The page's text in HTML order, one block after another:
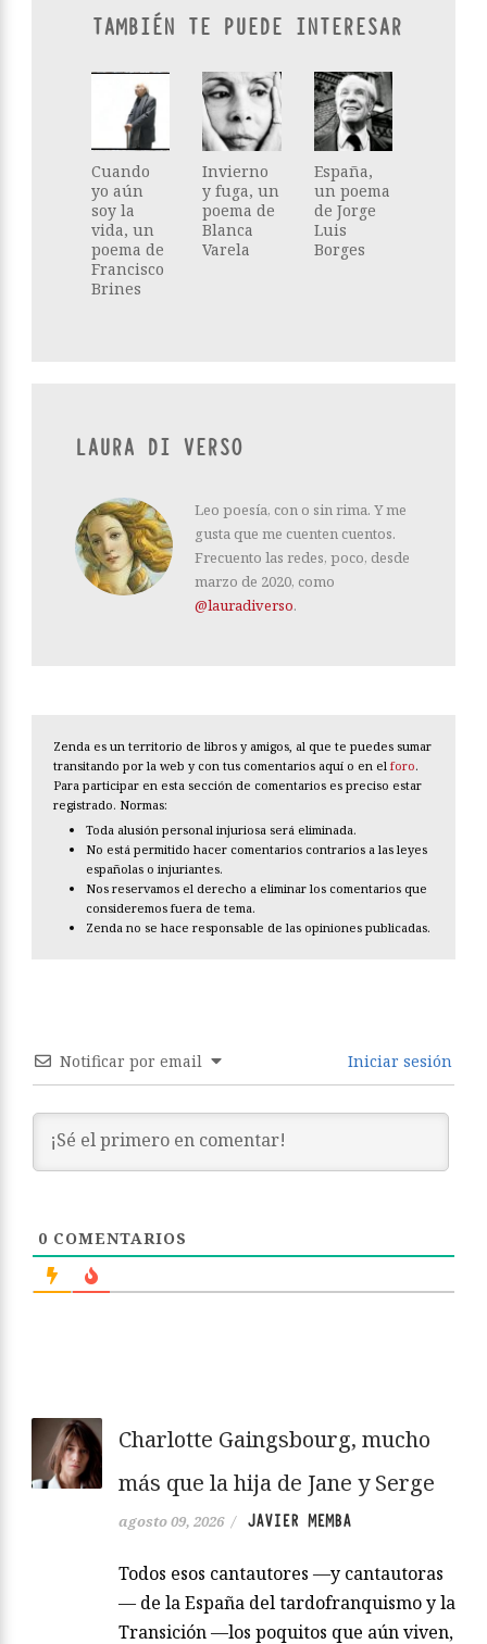
TAMBIÉN TE PUEDE INTERESAR
Cuando
yo aún
soy la
vida, un
poema de
Francisco
Brines
Invierno
y fuga, un
poema de
Blanca
Varela
España,
un poema
de Jorge
Luis
Borges
LAURA DI VERSO
Leo poesía, con o sin rima. Y me
gusta que me cuenten cuentos.
Frecuento las redes, poco, desde
marzo de 2020, como
@lauradiverso.
Zenda es un territorio de libros y amigos, al que te puedes sumar
transitando por la web y con tus comentarios aquí o en el foro.
Para participar en esta sección de comentarios es preciso estar
registrado. Normas:
Toda alusión personal injuriosa será eliminada.
No está permitido hacer comentarios contrarios a las leyes
españolas o injuriantes.
Nos reservamos el derecho a eliminar los comentarios que
consideremos fuera de tema.
Zenda no se hace responsable de las opiniones publicadas.
Notificar por email Iniciar sesión
0 COMENTARIOS
Charlotte Gaingsbourg, mucho
más que la hija de Jane y Serge
agosto 09, 2026 / JAVIER MEMBA
Todos esos cantautores —y cantautoras
— de la España del tardofranquismo y la
Transición —los poquitos que aún viven,